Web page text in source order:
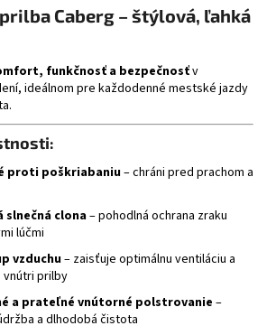
Caberg – štýlová, ľahká
funkčnosť a bezpečnosťv
ideálnom pre každodenné mestské jazdy
proti poškriabaniu– chráni pred prachom a
slnečná clona– pohodlná ochrana zraku
lúčmi
vzduchu– zaisťuje optimálnu ventiláciu a
prilby
a prateľné vnútorné polstrovanie –
a dlhodobá čistota